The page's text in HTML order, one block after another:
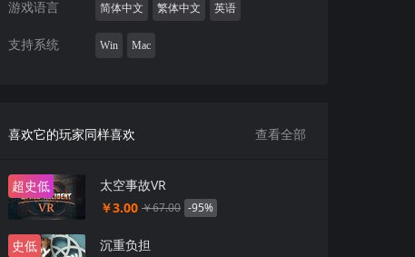
游戏语言 简体中文 繁体中文 英语
支持系统 Win Mac
喜欢它的玩家同样喜欢 查看全部
太空事故VR
￥3.00 ￥67.00 -95%
超史低
沉重负担
史低